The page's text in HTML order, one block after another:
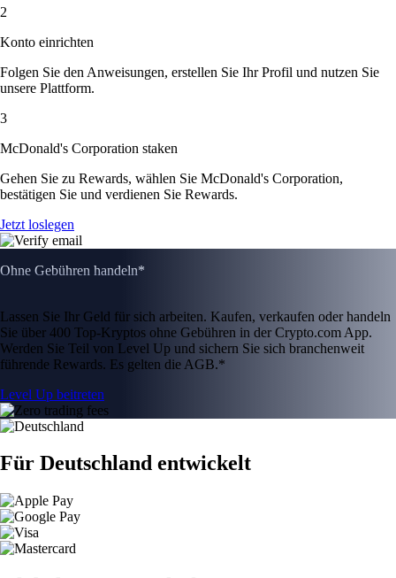
2
Konto einrichten
Folgen Sie den Anweisungen, erstellen Sie Ihr Profil und nutzen Sie
unsere Plattform.
3
McDonald's Corporation staken
Gehen Sie zu Rewards, wählen Sie McDonald's Corporation,
bestätigen Sie und verdienen Sie Rewards.
Jetzt loslegen
Ohne Gebühren handeln*
Lassen Sie Ihr Geld für sich arbeiten. Kaufen, verkaufen oder handeln
Sie über 400 Top-Kryptos ohne Gebühren in der Crypto.com App.
Werden Sie Teil von Level Up und sichern Sie sich branchenweit
führende Rewards. Es gelten die AGB.*
Level Up beitreten
Für Deutschland entwickelt